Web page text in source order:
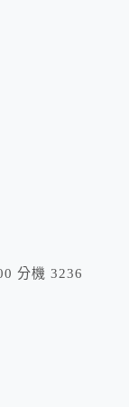
分機 3236